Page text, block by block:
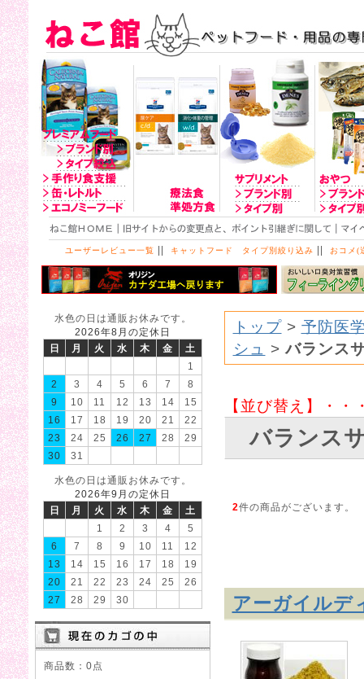
ユーザーレビュー一覧 || キャットフード タイプ別絞り込み || おコメ(
水色の日は通販お休みです。
2026年8月の定休日
日
月 火 水 木 金
土
1
2
3 4 5 6 7
8
9
10 11 12 13 14
15
16
17 18 19 20 21
22
23
24 25 26 27 28
29
30
31
水色の日は通販お休みです。
2026年9月の定休日
日
月 火 水 木 金
土
1
2 3 4
5
6
7 8 9 10 11
12
13
14 15 16 17 18
19
20
21 22 23 24 25
26
27
28 29 30
商品数：0点
トップ> 予防医
シュ
>バランス
【並び替え】・・
バランス
2件の商品がございます。
アーガイル